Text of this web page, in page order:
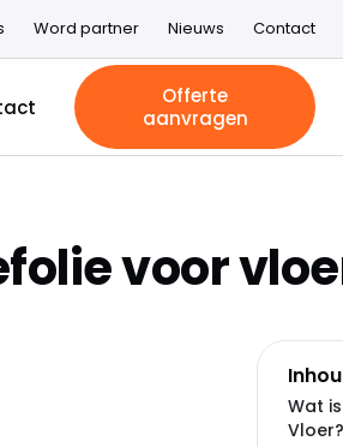
Word partner Nieuws Contact
Offerte
aanvragen
voor
Wat
Vloer?